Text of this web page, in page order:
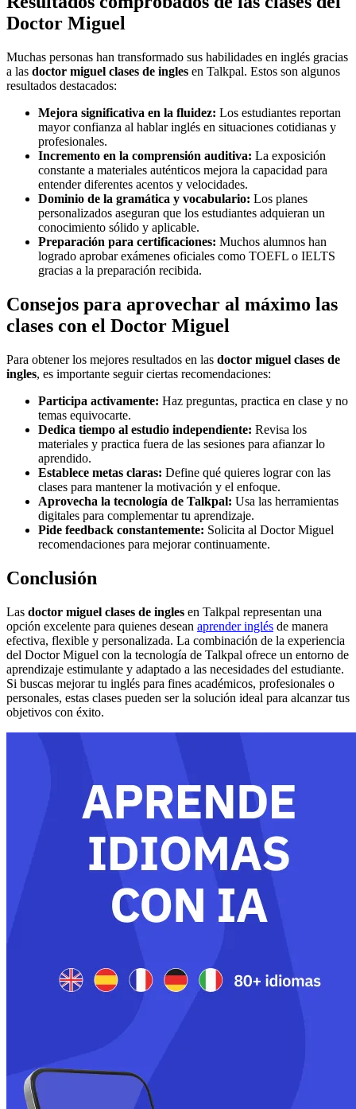
Doctor Miguel
Muchas personas han transformado sus habilidades en inglés gracias
a las doctor miguel clases de ingles en Talkpal. Estos son algunos
resultados destacados:
Mejora significativa en la fluidez: Los estudiantes reportan
mayor confianza al hablar inglés en situaciones cotidianas y
profesionales.
Incremento en la comprensión auditiva: La exposición
constante a materiales auténticos mejora la capacidad para
entender diferentes acentos y velocidades.
Dominio de la gramática y vocabulario: Los planes
personalizados aseguran que los estudiantes adquieran un
conocimiento sólido y aplicable.
Preparación para certificaciones: Muchos alumnos han
logrado aprobar exámenes oficiales como TOEFL o IELTS
gracias a la preparación recibida.
Consejos para aprovechar al máximo las
clases con el Doctor Miguel
Para obtener los mejores resultados en las doctor miguel clases de
ingles, es importante seguir ciertas recomendaciones:
Participa activamente: Haz preguntas, practica en clase y no
temas equivocarte.
Dedica tiempo al estudio independiente: Revisa los
materiales y practica fuera de las sesiones para afianzar lo
aprendido.
Establece metas claras: Define qué quieres lograr con las
clases para mantener la motivación y el enfoque.
Aprovecha la tecnología de Talkpal: Usa las herramientas
digitales para complementar tu aprendizaje.
Pide feedback constantemente: Solicita al Doctor Miguel
recomendaciones para mejorar continuamente.
Conclusión
Las doctor miguel clases de ingles en Talkpal representan una
opción excelente para quienes desean aprender inglés de manera
efectiva, flexible y personalizada. La combinación de la experiencia
del Doctor Miguel con la tecnología de Talkpal ofrece un entorno de
aprendizaje estimulante y adaptado a las necesidades del estudiante.
Si buscas mejorar tu inglés para fines académicos, profesionales o
personales, estas clases pueden ser la solución ideal para alcanzar tus
objetivos con éxito.